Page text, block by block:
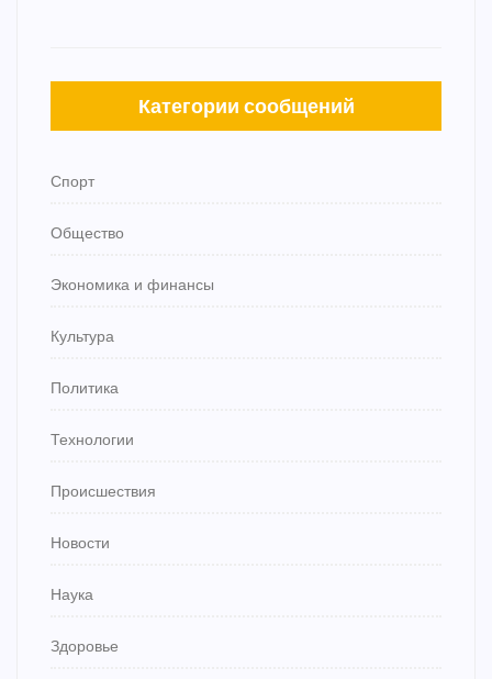
Категории сообщений
Спорт
Общество
Экономика и финансы
Культура
Политика
Технологии
Происшествия
Новости
Наука
Здоровье